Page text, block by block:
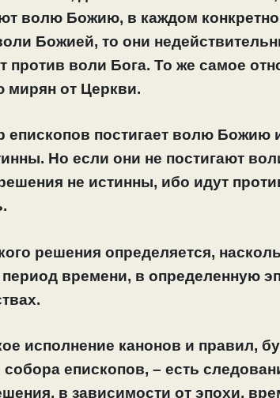
волю Божию, в каждом
Божией, то они
против воли Бога. То же самое
мирян от Церкви.
епископов постигает волю Божию
Но если они не постигают
не истинны, ибо идут
решения определяется,
времени, в определенную
исполнение канонов и правил,
епископов, – есть
в зависимости от эпохи,